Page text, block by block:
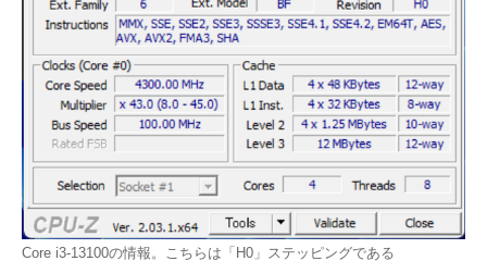
Core i3-13100の情報。こちらは「H0」ステッピングである